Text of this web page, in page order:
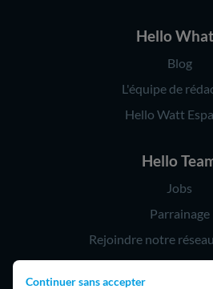
Continuer sans accepter
Hello
Blog
L'équipe de
Hello Watt
Hello
Jobs
Parrainage
Rejoindre notre